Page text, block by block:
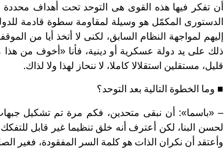
أن تفكر فيها هذه القوى هى التوحد تحت أهداف
الدستورى المكمّل هو وسيلة لمقاومة سطوة قادمة
إليهم لمواجهة النظام السابق، لكنى لا أتخذ أيا من
ذلك على يد دولة عسكرية أو دينية، فأنا «أخوف من
قليل، مستقلين استقلالا كاملا، لا ننحاز لهذا ولا لذاك.
■ وما الخطوة التالية بعد التوحد؟
– «باسما»: أن نبقى متحدين، فكم مرة تم تشكيل
لحسن البنا، لكن أعترف أنه خلق تنظيما غير قابل
وأعتقد أن نكران الذات هو كلمة السر المفقودة، فغير